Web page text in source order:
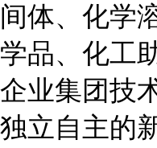
间体、化学
学品、化工
企业集团技
独立自主的